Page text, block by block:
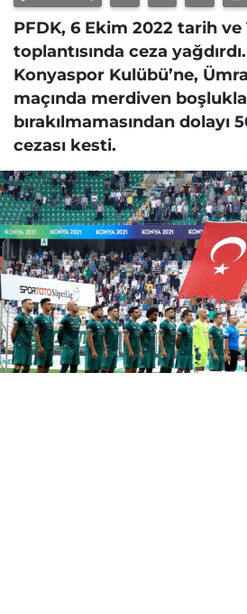
PFDK, 6 Ekim 2022 tarih ve
toplantısında ceza
Konyaspor Kulübü’ne,
maçında merdiven
bırakılmamasından dolayı
cezası kesti.